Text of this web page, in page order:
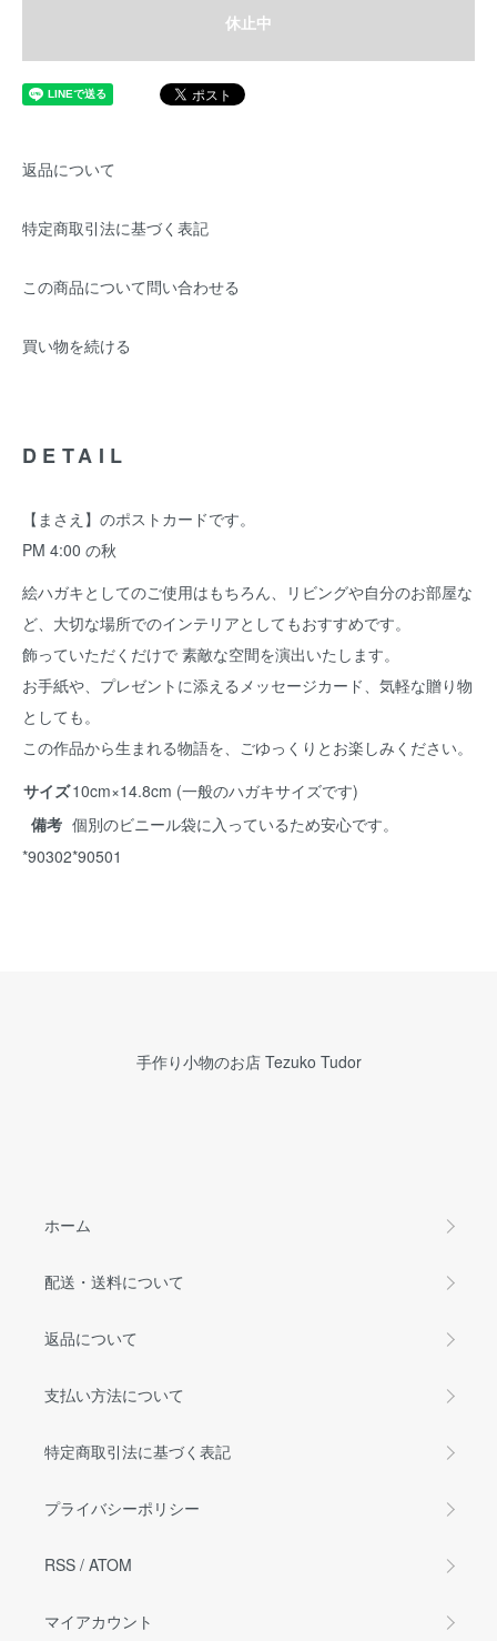
休止中
返品について
特定商取引法に基づく表記
この商品について問い合わせる
買い物を続ける
DETAIL
【まさえ】のポストカードです。
PM 4:00 の秋
絵ハガキとしてのご使用はもちろん、リビングや自分のお部屋な
ど、大切な場所でのインテリアとしてもおすすめです。
飾っていただくだけで 素敵な空間を演出いたします。
お手紙や、プレゼントに添えるメッセージカード、気軽な贈り物
としても。
この作品から生まれる物語を、ごゆっくりとお楽しみください。
サイズ10cm×14.8cm (一般のハガキサイズです)
備考 個別のビニール袋に入っているため安心です。
*90302*90501
手作り小物のお店 Tezuko Tudor
ホーム
配送・送料について
返品について
支払い方法について
特定商取引法に基づく表記
プライバシーポリシー
RSS / ATOM
マイアカウント